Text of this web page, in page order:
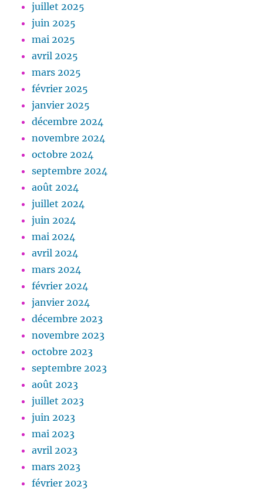
juillet 2025
juin 2025
mai 2025
avril 2025
mars 2025
février 2025
janvier 2025
décembre 2024
novembre 2024
octobre 2024
septembre 2024
août 2024
juillet 2024
juin 2024
mai 2024
avril 2024
mars 2024
février 2024
janvier 2024
décembre 2023
novembre 2023
octobre 2023
septembre 2023
août 2023
juillet 2023
juin 2023
mai 2023
avril 2023
mars 2023
février 2023